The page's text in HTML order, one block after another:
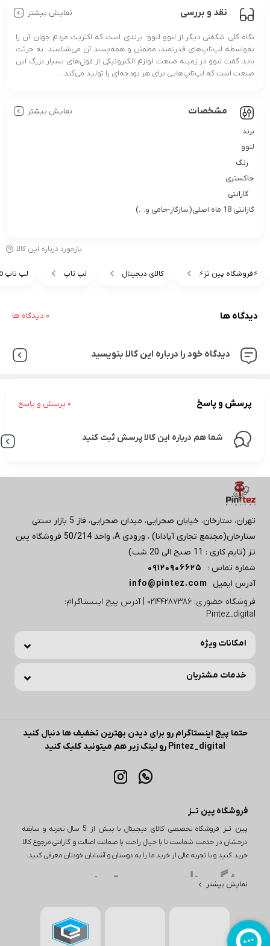
نقد و بررسی نمایش بیشتر
نگاه کلی شگفتی دیگر از لنوو لنوو؛ برندی است که اکثریت مردم جهان آن را
به‌واسطه لپ‌تاپ‌های قدرتمند، مطمئن و همه‌پسند آن می‌شناسند. به جرئت
باید گفت لنوو در زمینه صنعت لوازم الکترونیکی از غول‌های بسیار بزرگ این
صنعت است که لپ‌تاپ‌هایی برای هر بودجه‌ای را تولید می‌کند...
مشخصات نمایش بیشتر
برند
لنوو
رنگ
خاکستری
گارانتی
گارانتی 18 ماه اصلی(سازگار-حامی و…)
بازخورد درباره این کالا
⚡️فروشگاه پین تز⚡️ کالای دیجیتال لپ تاپ لپ تاپ lenovo
دیدگاه ها 0 دیدگاه ها
دیدگاه خود را درباره این کالا بنویسید
پرسش و پاسخ 0 پرسش و پاسخ
شما هم درباره این کالا پرسش ثبت کنید
تهران، ستارخان، خیابان صحرایی، میدان صحرایی، فاز 5 بازار سنتی
ستارخان(مجتمع تجاری آپادانا) ، ورودی A، واحد 50/214 فروشگاه پبن
تز (تایم کاری : 11 صبح الی 20 شب)
شماره تماس :
09120906625
آدرس ایمیل
info@pintez.com
فروشگاه حضوری: 02144287386 | آدرس پیج اینستاگرام:
Pintez_digital
امکانات ویژه
خدمات مشتریان
حتما پیج اینستاگرام رو برای دیدن بهترین تخفیف ها دنبال کنید
Pintez_digital رو لینک زیر هم میتونید کلیک کنید
فروشگاه پین تــز
پین تــز
فروشگاه تخصصی کالای دیجیتال با بیش از 5 سال تجربه و سابقه
درخشان در خدمت شماست تا با خیال راحت با ضمانت اصالت و گارانتی مرجوع کالا
خرید کنید و با تجربه عالی از خرید ما را به دوستان و آشنایان خودتان معرفی کنید.
ویژگی های مهم پین تـــز
لوازم دیجیتال، لوازم خانگی و بسیاری از محصولات دیگر ارائه می‌دهد. به
عنوان مثال، اگر به دنبال خرید یا بررسی قیمت گوشی باشید، پین تز
نمایش بیشتر